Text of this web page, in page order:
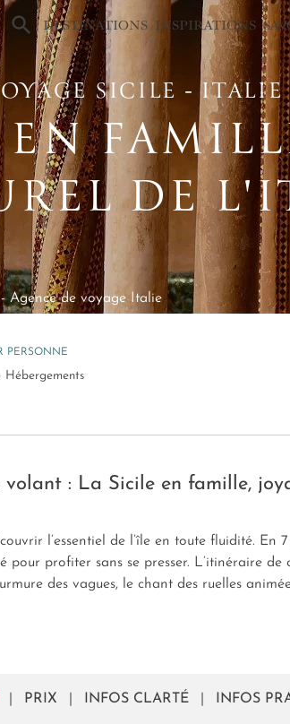
× DESTINATIONS INSPIRATIONS
SICILE ‑ ITALIE
DE
Agence de voyage Italie
PERSONNE
Hébergements
: La Sicile en famille,
l’essentiel de l’île en toute fluidité. En
pour profiter sans se presser. L’itinéraire
des vagues, le chant des ruelles
PRIX INFOS CLARTÉ INFOS